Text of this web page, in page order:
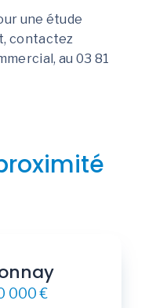
une étude
contactez
au 03 81
000 €